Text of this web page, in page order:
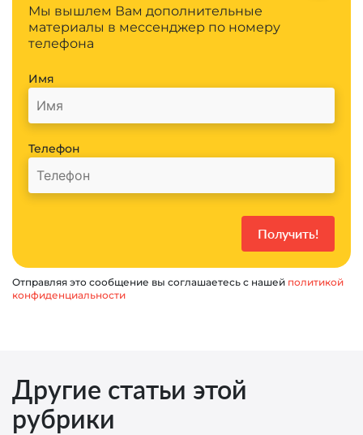
Мы вышлем Вам дополнительные
материалы в мессенджер по номеру
телефона
Имя
Телефон
Отправляя это сообщение вы соглашаетесь с нашей политикой
конфиденциальности
Другие статьи этой
рубрики